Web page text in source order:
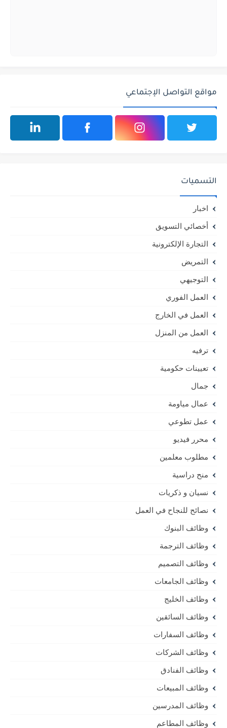
مواقع التواصل الإجتماعي
التسميات
اخبار
أخصائي التسويق
التجارة الإلكترونية
التمريض
التوجيهي
العمل الفوري
العمل في الخارج
العمل من المنزل
ترفيه
تعيينات حكومية
جمال
عمال مياومة
عمل تطوعي
محرر فيديو
مطلوب معلمين
منح دراسية
نسيان و ذكريات
نصائح للنجاح في العمل
وظائف البنوك
وظائف الترجمة
وظائف التصميم
وظائف الجامعات
وظائف الخليج
وظائف السائقين
وظائف السفارات
وظائف الشركات
وظائف الفنادق
وظائف المبيعات
وظائف المدرسين
وظائف المطاعم